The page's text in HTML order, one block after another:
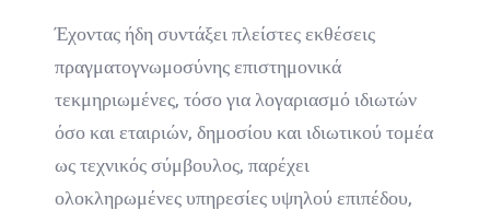
Έχοντας ήδη συντάξει πλείστες εκθέσεις
πραγματογνωμοσύνης επιστημονικά
τεκμηριωμένες, τόσο για λογαριασμό ιδιωτών
όσο και εταιριών, δημοσίου και ιδιωτικού τομέα
ως τεχνικός σύμβουλος, παρέχει
ολοκληρωμένες υπηρεσίες υψηλού επιπέδου,